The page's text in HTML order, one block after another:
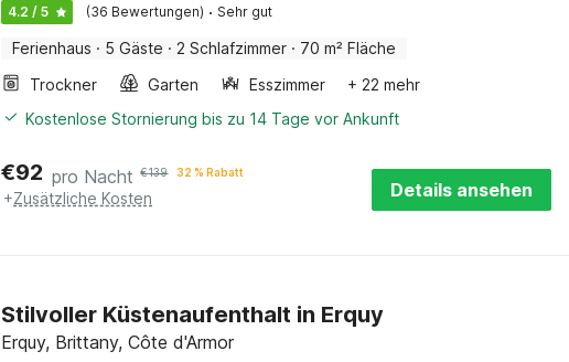
4.2 / 5 (36 Bewertungen) · Sehr gut
Ferienhaus · 5 Gäste · 2 Schlafzimmer · 70 m² Fläche
Trockner
Garten Esszimmer
+ 22 mehr
Kostenlose Stornierung bis zu 14 Tage vor Ankunft
€92 pro Nacht €139 32 % Rabatt
+Zusätzliche Kosten Details ansehen
Stilvoller Küstenaufenthalt in Erquy
Erquy, Brittany, Côte d'Armor